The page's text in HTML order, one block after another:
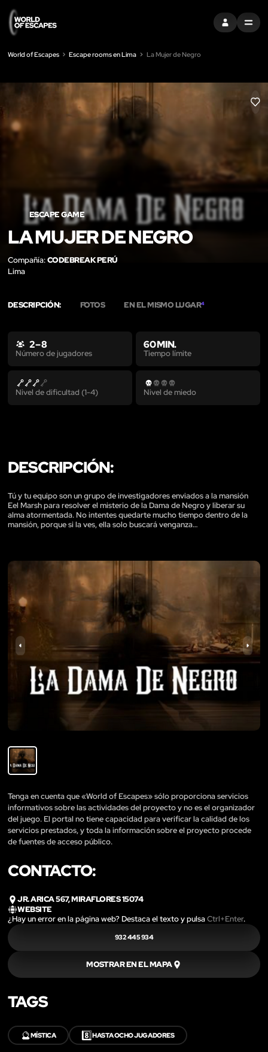
ENTRARMENU
World of Escapes Escape rooms en Lima La Mujer de Negro
LIKE
ESCAPE GAME
LA MUJER DE NEGRO
Compañía:CODEBREAK PERÚ
Lima
DESCRIPCIÓN: FOTOS EN EL MISMO LUGAR4
2 – 8
Número de jugadores
60 MIN.
Tiempo límite
Nivel de dificultad (1-4) Nivel de miedo
DESCRIPCIÓN:
Tú y tu equipo son un grupo de investigadores enviados a la mansión
Eel Marsh para resolver el misterio de la Dama de Negro y liberar su
alma atormentada. No intentes quedarte mucho tiempo dentro de la
mansión, porque si la ves, ella solo buscará venganza…
Tenga en cuenta que «World of Escapes» sólo proporciona servicios
informativos sobre las actividades del proyecto y no es el organizador
del juego. El portal no tiene capacidad para verificar la calidad de los
servicios prestados, y toda la información sobre el proyecto procede
de fuentes de acceso público.
CONTACTO:
JR. ARICA 567, MIRAFLORES 15074
WEBSITE
¿Hay un error en la página web? Destaca el texto y pulsaCtrl+Enter.
932 445 934
MOSTRAR EN EL MAPA
TAGS
🔮MÍSTICA 8️⃣HASTA OCHO JUGADORES